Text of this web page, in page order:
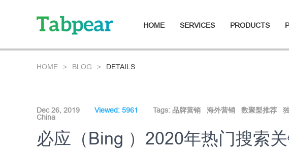
HOME SERVICES PRODUCTS
HOME BLOG DETAILS
Dec 26, 2019 Viewed: 5961 Tags: 品牌营销 海外营销 数聚梨推荐
China
必应（Bing ）2020年热门搜索